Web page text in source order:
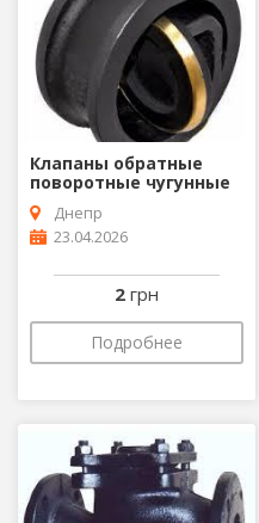
Клапаны обратные
поворотные чугунные
Днепр
23.04.2026
2 грн
Подробнее